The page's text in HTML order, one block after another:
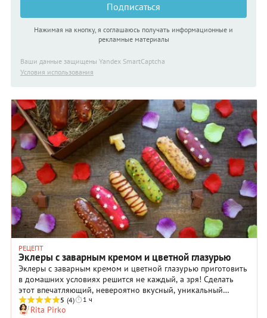
Подписаться
Нажимая на кнопку, я соглашаюсь получать информационные и
рекламные материалы
Ваши данные защищены Yandex SmartCaptcha
Условия использования
РЕЦЕПТ
Эклеры с заварным кремом и цветной глазурью
Эклеры с заварным кремом и цветной глазурью приготовить
в домашних условиях решится не каждый, а зря! Сделать
этот впечатляющий, невероятно вкусный, уникальный
десерт с истинно французским флером на обычной кухне
вполне возможно, если вы будете неукоснительно следовать
5 (4) 1 ч
Rita Pirko